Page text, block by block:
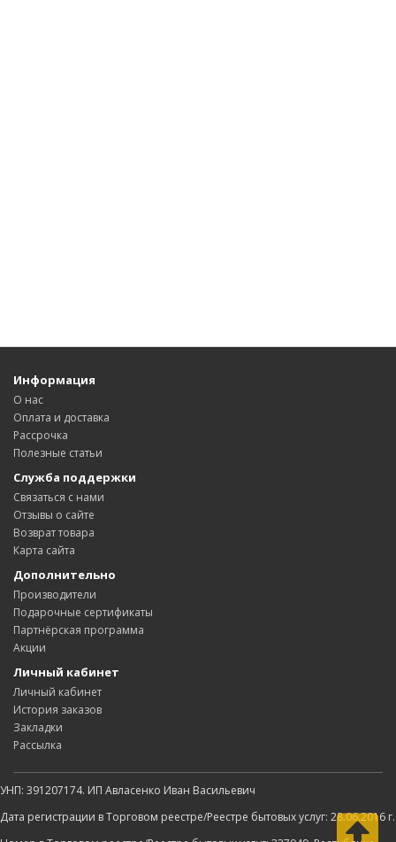
Информация
О нас
Оплата и доставка
Рассрочка
Полезные статьи
Служба поддержки
Связаться с нами
Отзывы о сайте
Возврат товара
Карта сайта
Дополнительно
Производители
Подарочные сертификаты
Партнёрская программа
Акции
Личный кабинет
Личный кабинет
История заказов
Закладки
Рассылка
УНП: 391207174. ИП Авласенко Иван Васильевич
Дата регистрации в Торговом реестре/Реестре бытовых услуг: 28.06.2016 г.